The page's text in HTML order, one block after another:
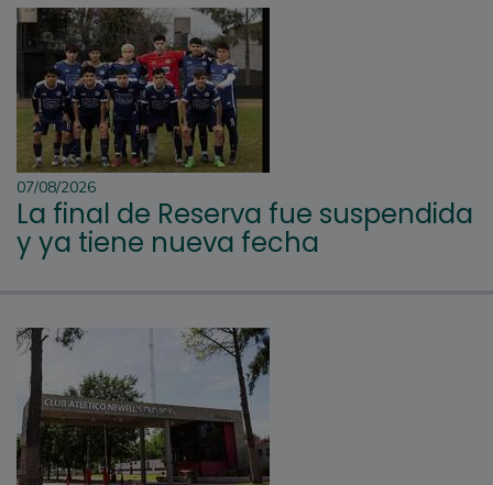
07/08/2026
La final de Reserva fue suspendida
y ya tiene nueva fecha